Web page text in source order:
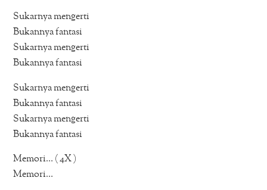
Sukarnya mengerti
Bukannya fantasi
Sukarnya mengerti
Bukannya fantasi
Sukarnya mengerti
Bukannya fantasi
Sukarnya mengerti
Bukannya fantasi
Memori… ( 4X )
Memori…